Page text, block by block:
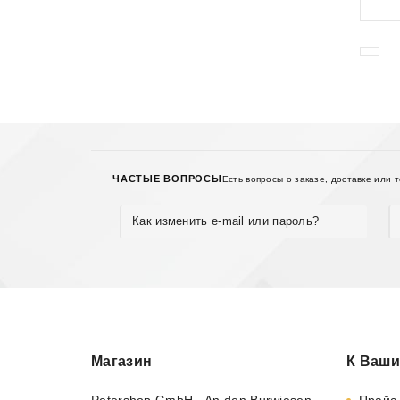
ЧАСТЫЕ ВОПРОСЫЕсть вопросы о заказе, доставке или
Как изменить e-mail или пароль?
Магазин К